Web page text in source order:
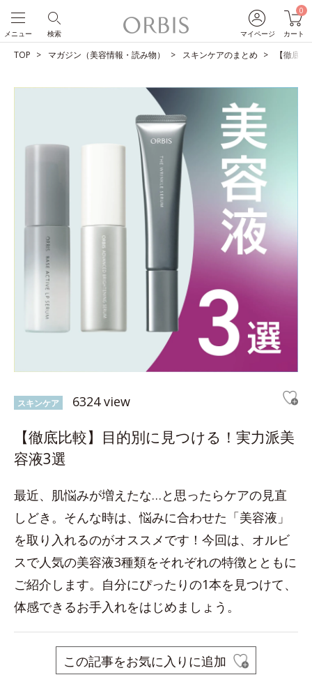
マイページ
0
カート
検索
メニュー
TOP マガジン（美容情報・読み物） スキンケアのまとめ 【徹底
スキンケア 6324 view
【徹底比較】目的別に見つける！実力派美
容液3選
最近、肌悩みが増えたな…と思ったらケアの見直
しどき。そんな時は、悩みに合わせた「美容液」
を取り入れるのがオススメです！今回は、オルビ
スで人気の美容液3種類をそれぞれの特徴とともに
ご紹介します。自分にぴったりの1本を見つけて、
体感できるお手入れをはじめましょう。
この記事をお気に入りに追加